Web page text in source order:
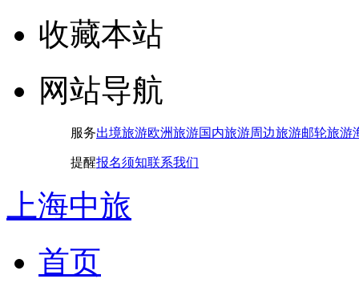
收藏本站
网站导航
服务出境旅游欧洲旅游国内旅游周边旅游邮轮旅游
提醒报名须知联系我们
上海中旅
首页